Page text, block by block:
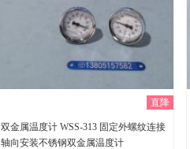
直降
双金属温度计 WSS-313 固定外螺纹连接
轴向安装不锈钢双金属温度计